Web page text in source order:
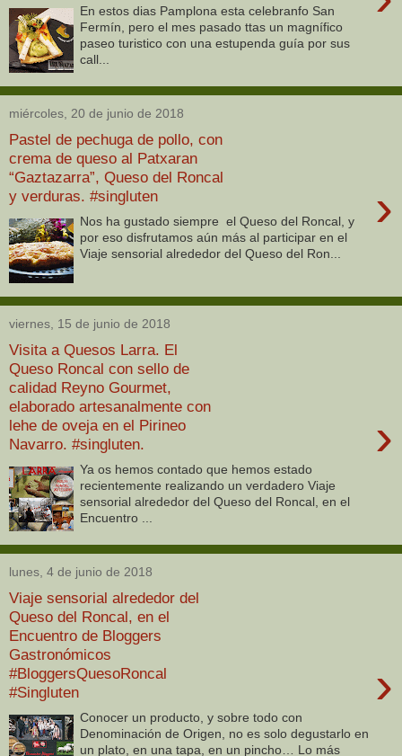
En estos dias Pamplona esta celebranfo San
Fermín, pero el mes pasado ttas un magnífico
paseo turistico con una estupenda guía por sus
call...
miércoles, 20 de junio de 2018
Pastel de pechuga de pollo, con
crema de queso al Patxaran
“Gaztazarra”, Queso del Roncal
y verduras. #singluten
›
Nos ha gustado siempre el Queso del Roncal, y
por eso disfrutamos aún más al participar en el
Viaje sensorial alrededor del Queso del Ron...
viernes, 15 de junio de 2018
Visita a Quesos Larra. El
Queso Roncal con sello de
calidad Reyno Gourmet,
elaborado artesanalmente con
lehe de oveja en el Pirineo
Navarro. #singluten.
›
Ya os hemos contado que hemos estado
recientemente realizando un verdadero Viaje
sensorial alrededor del Queso del Roncal, en el
Encuentro ...
lunes, 4 de junio de 2018
Viaje sensorial alrededor del
Queso del Roncal, en el
Encuentro de Bloggers
Gastronómicos
#BloggersQuesoRoncal
#Singluten
›
Conocer un producto, y sobre todo con
Denominación de Origen, no es solo degustarlo en
un plato, en una tapa, en un pincho… Lo más